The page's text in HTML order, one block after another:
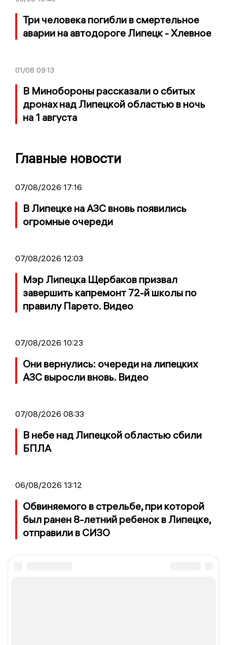
Три человека погибли в смертельное
аварии на автодороге Липецк - Хлевное
01/08 09:13
В Минобороны рассказали о сбитых
дронах над Липецкой областью в ночь
на 1 августа
Главные новости
07/08/2026 17:16
В Липецке на АЗС вновь появились
огромные очереди
07/08/2026 12:03
Мэр Липецка Щербаков призвал
завершить капремонт 72-й школы по
правилу Парето. Видео
07/08/2026 10:23
Они вернулись: очереди на липецких
АЗС выросли вновь. Видео
07/08/2026 08:33
В небе над Липецкой областью сбили
БПЛА
06/08/2026 13:12
Обвиняемого в стрельбе, при которой
был ранен 8-летний ребенок в Липецке,
отправили в СИЗО